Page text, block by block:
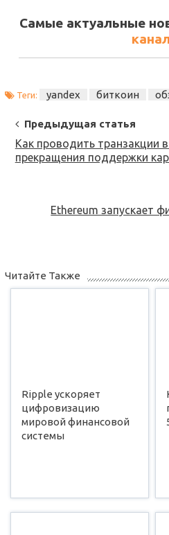
Самые актуальные
Теги: yandex биткоин
Post
Navigation
Предыдущая статья
Как проводить транзакции
прекращения поддержки
Ethereum запускает
Читайте Также
Ripple ускоряет
цифровизацию
мировой финансовой
системы